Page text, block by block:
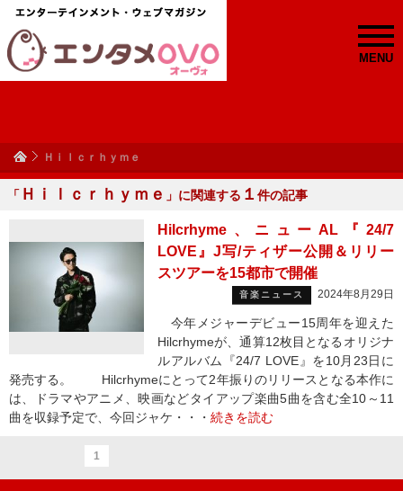
MENU
Ｈｉｌｃｒｈｙｍｅ
「 Ｈｉｌｃｒｈｙｍｅ 」に関連する １ 件の記事
Hilcrhyme、ニューAL『24/7
LOVE』J写/ティザー公開＆リリー
スツアーを15都市で開催
音楽ニュース 2024年8月29日
今年メジャーデビュー15周年を迎えた
Hilcrhymeが、通算12枚目となるオリジナ
ルアルバム『24/7 LOVE』を10月23日に
発売する。 Hilcrhymeにとって2年振りのリリースとなる本作に
は、ドラマやアニメ、映画などタイアップ楽曲5曲を含む全10～11
曲を収録予定で、今回ジャケ・・・ 続きを読む
1